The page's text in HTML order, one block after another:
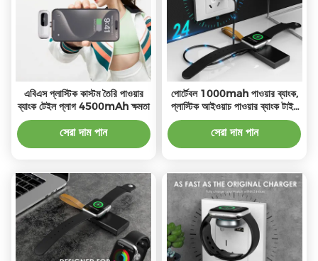
এবিএস প্লাস্টিক কাস্টম তৈরি পাওয়ার
ব্যাংক টেইল প্লাগ 4500mAh ক্ষমতা
সেরা দাম পান
পোর্টেবল 1000mah পাওয়ার ব্যাংক,
প্লাস্টিক আইওয়াচ পাওয়ার ব্যাংক টাইপ
সি সংযোগ
সেরা দাম পান